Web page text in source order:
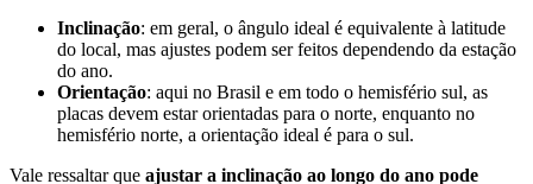
Inclinação: em geral, o ângulo ideal é equivalente à latitude
do local, mas ajustes podem ser feitos dependendo da estação
do ano.
Orientação: aqui no Brasil e em todo o hemisfério sul, as
placas devem estar orientadas para o norte, enquanto no
hemisfério norte, a orientação ideal é para o sul.
Vale ressaltar que ajustar a inclinação ao longo do ano pode